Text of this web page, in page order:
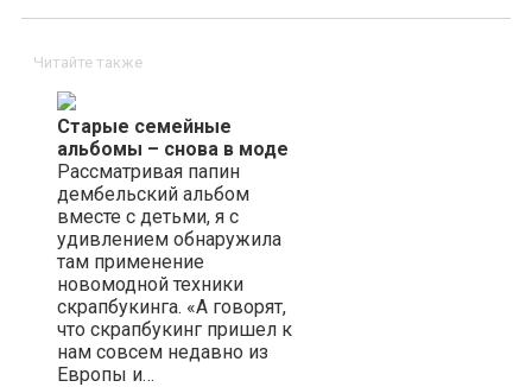
Читайте также
Старые семейные
альбомы – снова в моде
Рассматривая папин
дембельский альбом
вместе с детьми, я с
удивлением обнаружила
там применение
новомодной техники
скрапбукинга. «А говорят,
что скрапбукинг пришел к
нам совсем недавно из
Европы и…